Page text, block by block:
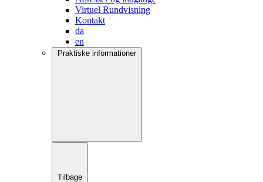
Virtuel Rundvisning
Kontakt
da
en
Praktiske informationer
Tilbage